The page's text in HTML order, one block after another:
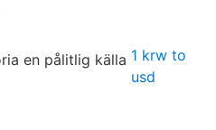
1 krw to
usd